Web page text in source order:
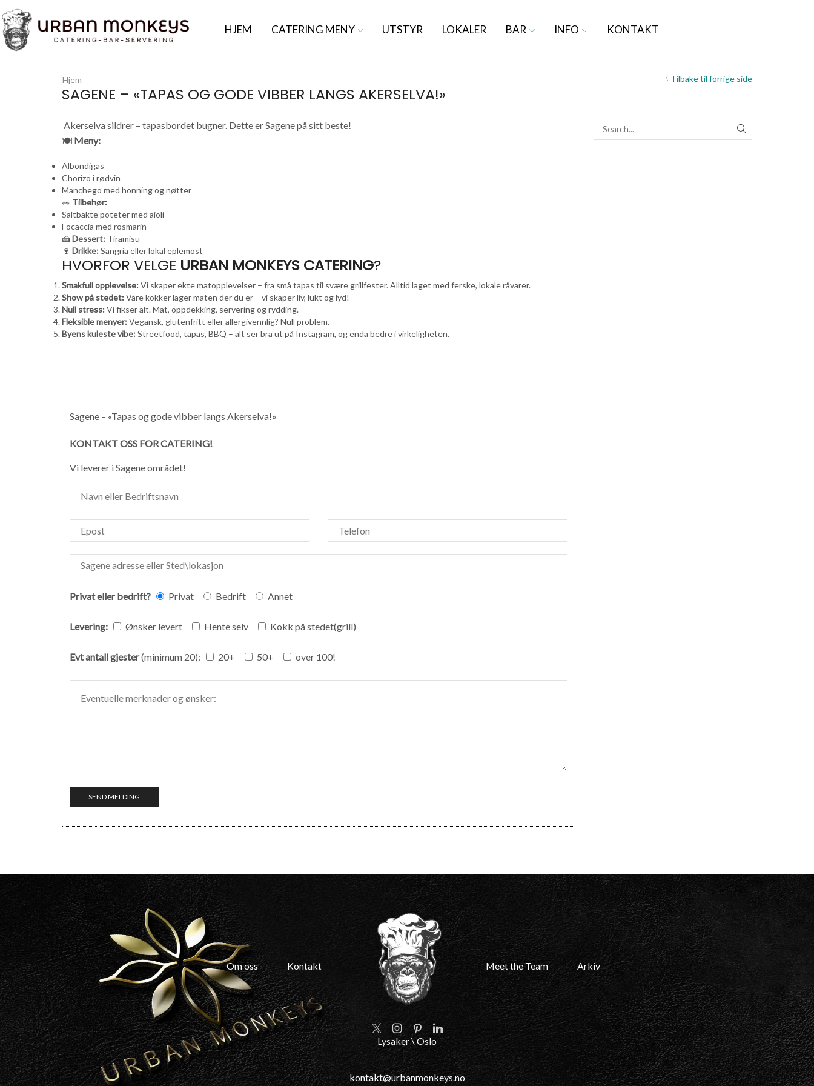
HJEM CATERING MENY UTSTYR LOKALER BAR INFO KONTAKT
Tilbake til forrige side
Hjem
SAGENE – «TAPAS OG GODE VIBBER LANGS AKERSELVA!»
Akerselva sildrer – tapasbordet bugner. Dette er Sagene på sitt beste!
🍽️ Meny:
Albondigas
Chorizo i rødvin
Manchego med honning og nøtter
🥗 Tilbehør:
Saltbakte poteter med aioli
Focaccia med rosmarin
🍰 Dessert: Tiramisu
🍷 Drikke:Sangria eller lokal eplemost
HVORFOR VELGE URBAN MONKEYS CATERING?
Smakfull opplevelse:Vi skaper ekte matopplevelser – fra små tapas til svære grillfester. Alltid laget med ferske, lokale råvarer.
Show på stedet:Våre kokker lager maten der du er – vi skaper liv, lukt og lyd!
Null stress:Vi fikser alt. Mat, oppdekking, servering og rydding.
Fleksible menyer:Vegansk, glutenfritt eller allergivennlig? Null problem.
Byens kuleste vibe:Streetfood, tapas, BBQ – alt ser bra ut på Instagram, og enda bedre i virkeligheten.
Sagene – «Tapas og gode vibber langs Akerselva!»
KONTAKT OSS FOR CATERING!
Vi leverer i Sagene området!
Privat eller bedrift? Privat Bedrift Annet
Levering: Ønsker levert Hente selv Kokk på stedet(grill)
Evt antall gjester(minimum 20): 20+ 50+ over 100!
SEARCH
Om oss Kontakt Meet the Team Arkiv
TwitterInstagram
PinterestLinkedin
Lysaker \ Oslo
kontakt@urbanmonkeys.no